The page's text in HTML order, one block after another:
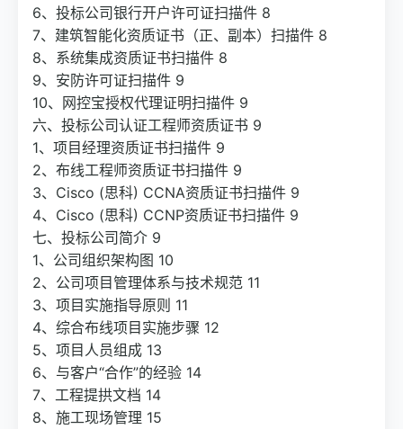
6、投标公司银行开户许可证扫描件 8
7、建筑智能化资质证书（正、副本）扫描件 8
8、系统集成资质证书扫描件 8
9、安防许可证扫描件 9
10、网控宝授权代理证明扫描件 9
六、投标公司认证工程师资质证书 9
1、项目经理资质证书扫描件 9
2、布线工程师资质证书扫描件 9
3、Cisco (思科) CCNA资质证书扫描件 9
4、Cisco (思科) CCNP资质证书扫描件 9
七、投标公司简介 9
1、公司组织架构图 10
2、公司项目管理体系与技术规范 11
3、项目实施指导原则 11
4、综合布线项目实施步骤 12
5、项目人员组成 13
6、与客户“合作”的经验 14
7、工程提拱文档 14
8、施工现场管理 15